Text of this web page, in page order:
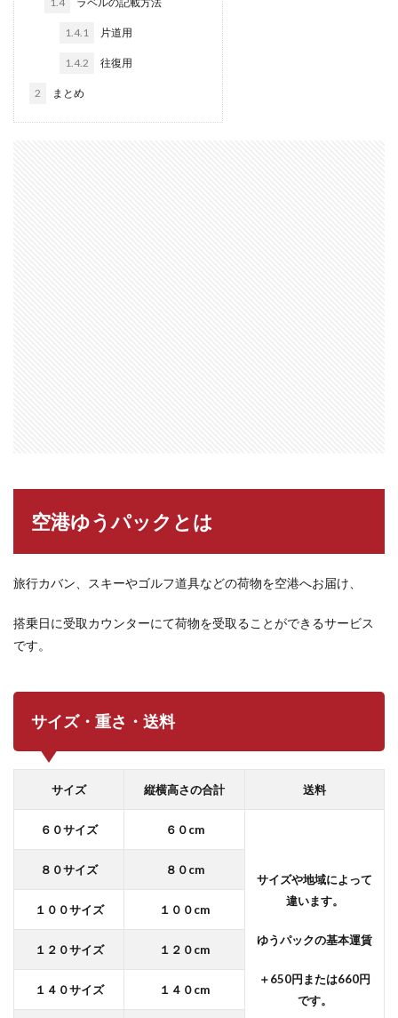
1.4.1 片道用
1.4.2 往復用
2 まとめ
空港ゆうパックとは
旅行カバン、スキーやゴルフ道具などの荷物を空港へお届け、
搭乗日に受取カウンターにて荷物を受取ることができるサービス
です。
サイズ・重さ・送料
サイズ 縦横高さの合計 送料
６０サイズ ６０cm
サイズや地域によって
違います。
ゆうパックの基本運賃
＋650円または660円
です。
８０サイズ ８０cm
１００サイズ １００cm
１２０サイズ １２０cm
１４０サイズ １４０cm